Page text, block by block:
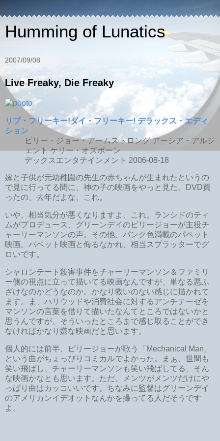
Humming of Lunatics
2007/09/08
Live Freaky, Die Freaky
リブ・フリーキー!ダイ・フリーキー! デラックス・エディ
ション
ビリー・ジョー・アームストロング アーシア・アルジ
ェント ケリー・オズボーン
デックスエンタテインメント 2006-08-18
嫁と子供が元幼稚園の先生の赤ちゃんが生まれたというの
で見に行ってる間に、神の子の映画をやっと見た。DVD買
ったの、去年だよな、これ。
いや、相当気分が悪くなりますよ、これ。ランシドのティ
ムがプロデュース、グリーンデイのビリージョーが主役チ
ャーリーマンソンの声。その他、パンク色満載のパペット
映画。パペット映画と侮るなかれ、相当スプラッターでグ
ロいです。
シャロンテート殺害事件をチャーリーマンソン＆ファミリ
ー側の視点に立って描いてる映画なんですが、単なる悪ふ
ざけなのかどうなのか。かなり救いのない感じに描かれて
ます。ま、ハリウッドや消費社会に対するアンチテーゼを
マンソンの言葉を借りて描いたなんてところではないかと
思うんですが、そういったところまで感じ取ることができ
なければかなり嫌な映画だと思います。
個人的には前半、ビリージョーが歌う「Mechanical Man」
という曲がちょっぴりコミカルでよかった。まぁ、世間も
笑い飛ばし、チャーリーマンソンも笑い飛ばしてる、そん
な映画かなとも思います。ただ、メンツがメンツだけにや
っぱり曲はカッコいいです。ちなみに監督はグリーンデイ
のアメリカンイデオットなんかを撮ってる人だそうです
よ。